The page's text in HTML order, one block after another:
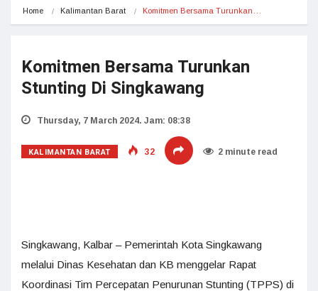
Home Kalimantan Barat Komitmen Bersama Turunkan…
Komitmen Bersama Turunkan
Stunting Di Singkawang
Thursday, 7 March 2024. Jam: 08:38
KALIMANTAN BARAT 32 2 minute read
Singkawang, Kalbar – Pemerintah Kota Singkawang
melalui Dinas Kesehatan dan KB menggelar Rapat
Koordinasi Tim Percepatan Penurunan Stunting (TPPS) di